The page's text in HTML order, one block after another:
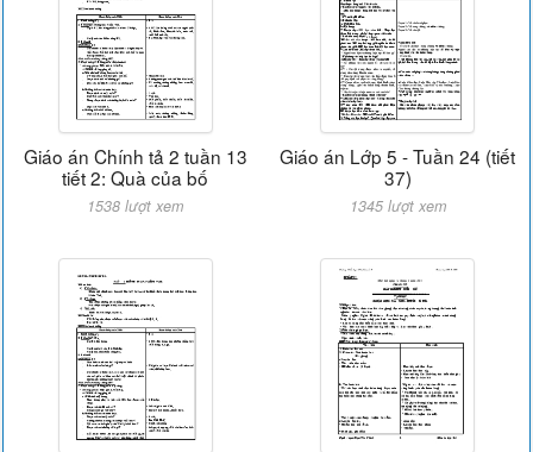
Giáo án Chính tả 2 tuần 13
tiết 2: Quà của bố
1538 lượt xem
Giáo án Lớp 5 - Tuần 24 (tiết
37)
1345 lượt xem